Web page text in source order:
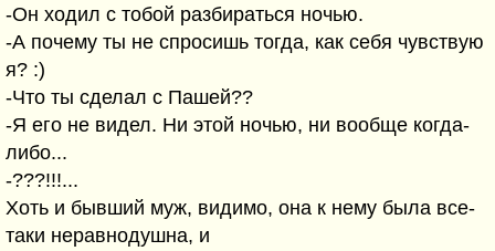
-Он ходил с тобой разбираться ночью.
-А почему ты не спросишь тогда, как себя чувствую
я? :)
-Что ты сделал с Пашей??
-Я его не видел. Ни этой ночью, ни вообще когда-
либо...
-???!!!...
Хоть и бывший муж, видимо, она к нему была все-
таки неравнодушна, и